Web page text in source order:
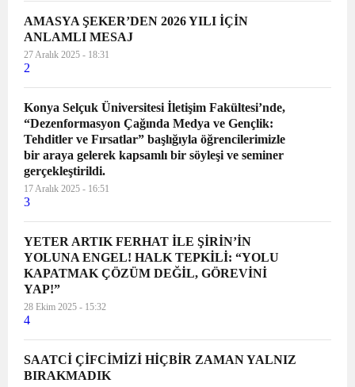
AMASYA ŞEKER’DEN 2026 YILI İÇİN
ANLAMLI MESAJ
27 Aralık 2025 - 18:31
2
Konya Selçuk Üniversitesi İletişim Fakültesi’nde,
“Dezenformasyon Çağında Medya ve Gençlik:
Tehditler ve Fırsatlar” başlığıyla öğrencilerimizle
bir araya gelerek kapsamlı bir söyleşi ve seminer
gerçekleştirildi.
17 Aralık 2025 - 16:51
3
YETER ARTIK FERHAT İLE ŞİRİN’İN
YOLUNA ENGEL! HALK TEPKİLİ: “YOLU
KAPATMAK ÇÖZÜM DEĞİL, GÖREVİNİ
YAP!”
28 Ekim 2025 - 15:32
4
SAATCİ ÇİFCİMİZİ HİÇBİR ZAMAN YALNIZ
BIRAKMADIK